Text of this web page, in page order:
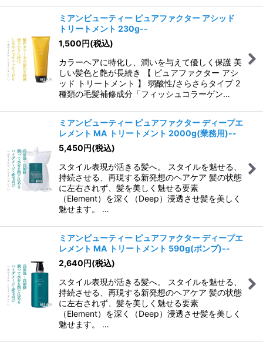
ミアンビューティー ピュアファクター アシッド
トリートメント 230g--
1,500円(税込)
カラーヘアに特化し、潤いを与えて優しく保護 美
しい髪色と艶が長続き 【 ピュアファクター アシ
ッド トリートメント 】 弱酸性/さらさらタイプ 2
種類の毛髪補修成分「フィッシュコラーゲン…
ミアンビューティー ピュアファクター ディープエ
レメント MA トリートメント 2000g(業務用)--
5,450円(税込)
スタイル表現が活きる髪へ。 スタイルを魅せる、
持続させる、再現する新発想のヘアケア 髪の状態
に左右されず、髪を美しく魅せる要素
（Element）を深く（Deep）浸透させ髪を美しく
魅せます。 …
ミアンビューティー ピュアファクター ディープエ
レメント MA トリートメント 590g(ポンプ)--
2,640円(税込)
スタイル表現が活きる髪へ。 スタイルを魅せる、
持続させる、再現する新発想のヘアケア 髪の状態
に左右されず、髪を美しく魅せる要素
（Element）を深く（Deep）浸透させ髪を美しく
魅せます。 …